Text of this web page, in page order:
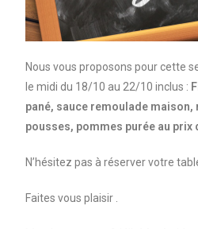
Nous vous proposons pour cette
le midi du 18/10 au 22/10 inclus :
pané, sauce remoulade maison,
pousses, pommes purée au prix
N’hésitez pas à réserver votre
Faites vous plaisir .